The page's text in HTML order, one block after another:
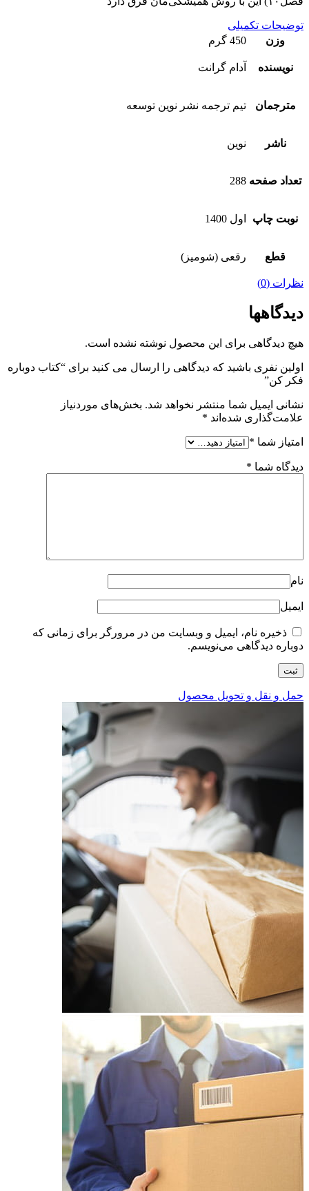
توضیحات تکمیلی
وزن
450 گرم
نویسنده آدام گرانت
مترجمان تيم ترجمه نشر نوين توسعه
ناشر نوین
تعداد صفحه 288
نوبت چاپ اول 1400
قطع رقعی (شومیز)
نظرات (0)
دیدگاهها
هیچ دیدگاهی برای این محصول نوشته نشده است.
اولین نفری باشید که دیدگاهی را ارسال می کنید برای “کتاب دوباره
فکر کن”
نشانی ایمیل شما منتشر نخواهد شد. بخش‌های موردنیاز
علامت‌گذاری شده‌اند *
امتیاز شما *
دیدگاه شما *
نام
ایمیل
ذخیره نام، ایمیل و وبسایت من در مرورگر برای زمانی که
دوباره دیدگاهی می‌نویسم.
حمل و نقل و تحویل محصول